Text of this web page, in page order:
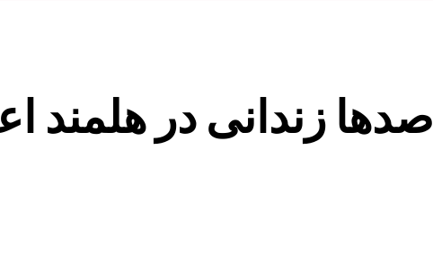
صدها زندانی در هلمند